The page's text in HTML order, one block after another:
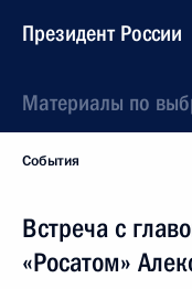
Президент России
Материалы по
События
Встреча с
«Росатом»